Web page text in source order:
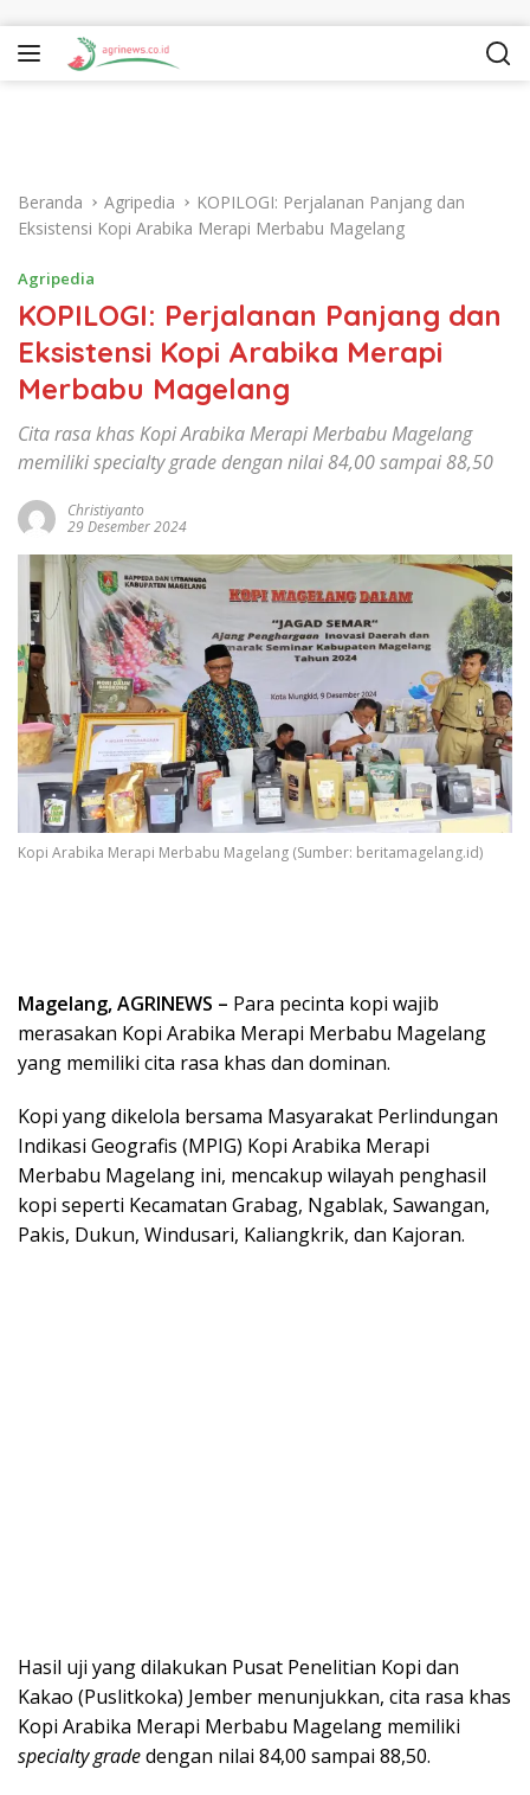
Beranda Agripedia
KOPILOGI: Perjalanan Panjang dan
Eksistensi Kopi Arabika Merapi Merbabu Magelang
Agripedia
KOPILOGI: Perjalanan Panjang dan
Eksistensi Kopi Arabika Merapi
Merbabu Magelang
Cita rasa khas Kopi Arabika Merapi Merbabu Magelang
memiliki specialty grade dengan nilai 84,00 sampai 88,50
Christiyanto
29 Desember 2024
Kopi Arabika Merapi Merbabu Magelang (Sumber: beritamagelang.id)
Magelang, AGRINEWS – Para pecinta kopi wajib
merasakan Kopi Arabika Merapi Merbabu Magelang
yang memiliki cita rasa khas dan dominan.
Kopi yang dikelola bersama Masyarakat Perlindungan
Indikasi Geografis (MPIG) Kopi Arabika Merapi
Merbabu Magelang ini, mencakup wilayah penghasil
kopi seperti Kecamatan Grabag, Ngablak, Sawangan,
Pakis, Dukun, Windusari, Kaliangkrik, dan Kajoran.
Hasil uji yang dilakukan Pusat Penelitian Kopi dan
Kakao (Puslitkoka) Jember menunjukkan, cita rasa khas
Kopi Arabika Merapi Merbabu Magelang memiliki
specialty gradedengan nilai 84,00 sampai 88,50.